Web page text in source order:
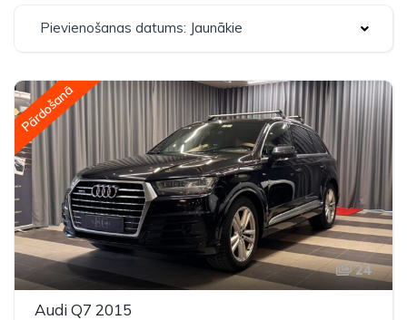
Pievienošanas datums: Jaunākie
Pārdošanā
24
Audi Q7 2015